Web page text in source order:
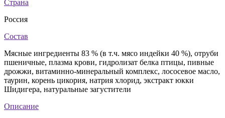
Страна
Россия
Состав
Мясные ингредиенты 83 % (в т.ч. мясо индейки 40 %), отруби
пшеничные, плазма крови, гидролизат белка птицы, пивные
дрожжи, витаминно-минеральный комплекс, лососевое масло,
таурин, корень цикория, натрия хлорид, экстракт юкки
Шидигера, натуральные загустители
Описание